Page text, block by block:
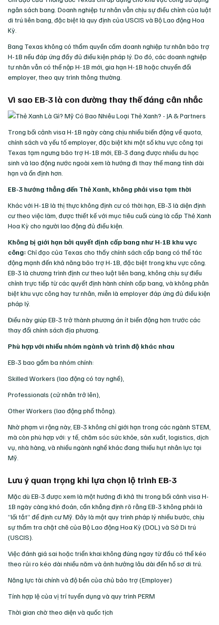
ngân sách bang. Doanh nghiệp tư nhân vẫn chịu sự điều chỉnh của luật
di trú liên bang, đặc biệt là quy định của USCIS và Bộ Lao động Hoa
Kỳ.
Bang Texas không có thẩm quyền cấm doanh nghiệp tư nhân bảo trợ
H-1B nếu đáp ứng đầy đủ điều kiện pháp lý. Do đó, các doanh nghiệp
tư nhân vẫn có thể nộp H-1B mới, gia hạn H-1B hoặc chuyển đổi
employer, theo quy trình thông thường.
Vì sao EB-3 là con đường thay thế đáng cân nhắc
Trong bối cảnh visa H-1B ngày càng chịu nhiều biến động về quota,
chính sách và yếu tố employer, đặc biệt khi một số khu vực công tại
Texas tạm ngưng bảo trợ H-1B mới, EB-3 đang được nhiều du học
sinh và lao động nước ngoài xem là hướng đi thay thế mang tính dài
hạn và ổn định hơn.
EB-3 hướng thẳng đến Thẻ Xanh, không phải visa tạm thời
Khác với H-1B là thị thực không định cư có thời hạn, EB-3 là diện định
cư theo việc làm, được thiết kế với mục tiêu cuối cùng là cấp Thẻ Xanh
Hoa Kỳ cho người lao động đủ điều kiện.
Không bị giới hạn bởi quyết định cấp bang như H-1B khu vực
công: Chỉ đạo của Texas cho thấy chính sách cấp bang có thể tác
động mạnh đến khả năng bảo trợ H-1B, đặc biệt trong khu vực công.
EB-3 là chương trình định cư theo luật liên bang, không chịu sự điều
chỉnh trực tiếp từ các quyết định hành chính cấp bang, và không phân
biệt khu vực công hay tư nhân, miễn là employer đáp ứng đủ điều kiện
pháp lý.
Điều này giúp EB-3 trở thành phương án ít biến động hơn trước các
thay đổi chính sách địa phương.
Phù hợp với nhiều nhóm ngành và trình độ khác nhau
EB-3 bao gồm ba nhóm chính:
Skilled Workers (lao động có tay nghề),
Professionals (cử nhân trở lên),
Other Workers (lao động phổ thông).
Nhờ phạm vi rộng này, EB-3 không chỉ giới hạn trong các ngành STEM,
mà còn phù hợp với: y tế, chăm sóc sức khỏe, sản xuất, logistics, dịch
vụ, nhà hàng, và nhiều ngành nghề khác đang thiếu hụt nhân lực tại
Mỹ.
Lưu ý quan trọng khi lựa chọn lộ trình EB-3
Mặc dù EB-3 được xem là một hướng đi khả thi trong bối cảnh visa H-
1B ngày càng khó đoán, cần khẳng định rõ rằng EB-3 không phải là
“lối tắt” để định cư Mỹ. Đây là một quy trình pháp lý nhiều bước, chịu
sự thẩm tra chặt chẽ của Bộ Lao động Hoa Kỳ (DOL) và Sở Di trú
(USCIS).
Việc đánh giá sai hoặc triển khai không đúng ngay từ đầu có thể kéo
theo rủi ro kéo dài nhiều năm và ảnh hưởng lâu dài đến hồ sơ di trú.
Năng lực tài chính và độ bền của chủ bảo trợ (Employer)
Tính hợp lệ của vị trí tuyển dụng và quy trình PERM
Thời gian chờ theo diện và quốc tịch